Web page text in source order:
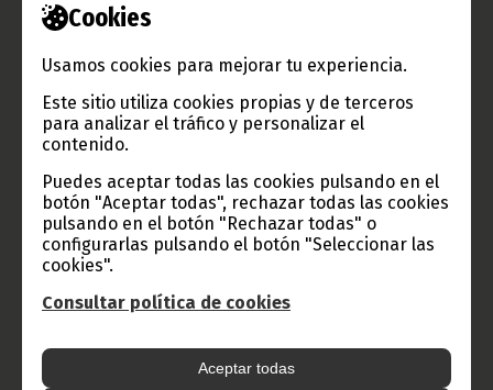
Cookies
Usamos cookies para mejorar tu experiencia.
Este sitio utiliza cookies propias y de terceros
para analizar el tráfico y personalizar el
contenido.
Puedes aceptar todas las cookies pulsando en el
botón "Aceptar todas", rechazar todas las cookies
pulsando en el botón "Rechazar todas" o
configurarlas pulsando el botón "Seleccionar las
cookies".
Consultar política de cookies
Aceptar todas
Gobierno e Instituciones
Información de Guinea Ecuatorial
TVGE
Radio Nacional de Guinea
Ecuatorial